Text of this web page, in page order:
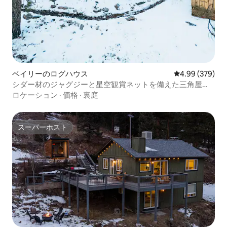
ベイリーのログハウス レビュー379
4.99 (379)
シダー材のジャグジーと星空観賞ネットを備えた三角屋根
のキャビン
ロケーション · 価格 · 裏庭
スーパーホスト
スーパーホスト